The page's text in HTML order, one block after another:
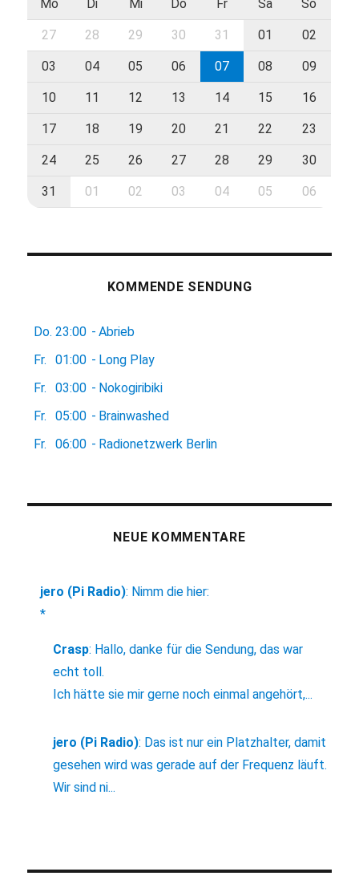
Mo Di Mi Do Fr Sa So
27 28 29 30 31 01 02
03 04 05 06 07 08 09
10 11 12 13 14 15 16
17 18 19 20 21 22 23
24 25 26 27 28 29 30
31 01 02 03 04 05 06
KOMMENDE SENDUNG
Do. 23:00 - Abrieb
Fr.
01:00 - Long Play
Fr.
03:00 - Nokogiribiki
Fr.
05:00 - Brainwashed
Fr.
06:00 - Radionetzwerk Berlin
NEUE KOMMENTARE
jero (Pi Radio): Nimm die hier:
*
Crasp: Hallo, danke für die Sendung, das war
echt toll.
Ich hätte sie mir gerne noch einmal angehört,...
jero (Pi Radio): Das ist nur ein Platzhalter, damit
gesehen wird was gerade auf der Frequenz läuft.
Wir sind ni...